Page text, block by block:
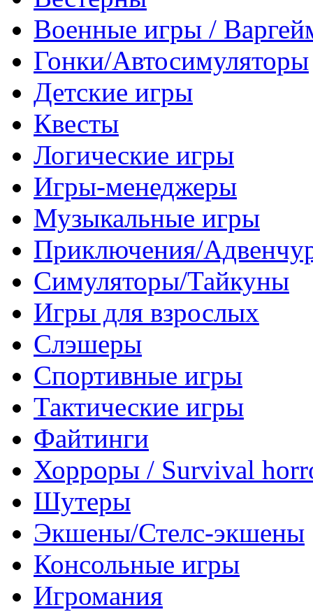
Военные игры /
Гонки/Автосимуляторы
Детские игры
Квесты
Логические игры
Игры-менеджеры
Музыкальные игры
Приключения/
Симуляторы/Тайкуны
Игры для взрослых
Слэшеры
Спортивные игры
Тактические игры
Файтинги
Хорроры / Survival
Шутеры
Экшены/Стелс-экшены
Консольные игры
Игромания